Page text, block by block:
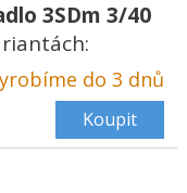
3SDm 3/40
do 3 dnů
Koupit